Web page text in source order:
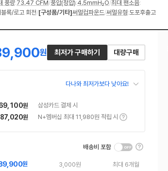
풍량:73.47 CFM/풍압(정압):4.5mmH₂O/최대 팬소음:
록/로고 회전/[구성품/기타]써멀컴파운드/써멀유형:도포후출고
원 최저가 구매하기 대량구매
다나와 최저가보다 낮아요!
원
삼성카드 결제 시
원 N+멤버십 최대 11,980원 적립 시 툴팁보기
배송비 포함
툴
팁
보
기
원 3,000원 최대 6개월